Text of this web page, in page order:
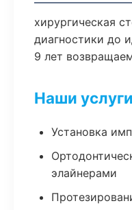
хирургическая
диагностики до
9 лет
Наши услуги
Установка
элайнерами